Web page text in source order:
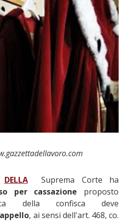
DELLA
Suprema Corte ha
per cassazione proposto
della confisca deve
appello, ai sensi dell'art. 468, co.